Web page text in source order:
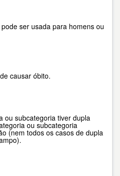
ser usada para homens ou
causar óbito.
ou subcategoria tiver dupla
ou subcategoria
(nem todos os casos de dupla